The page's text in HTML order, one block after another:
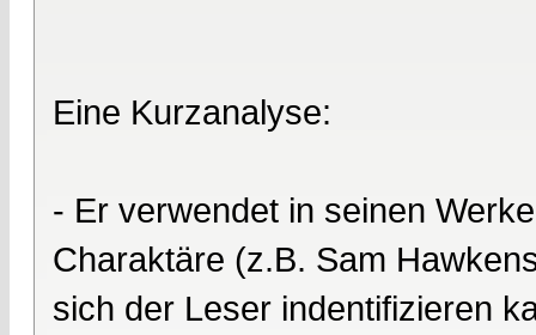
Eine Kurzanalyse:
- Er verwendet in seinen
Charaktäre (z.B. Sam
sich der Leser indentifizieren